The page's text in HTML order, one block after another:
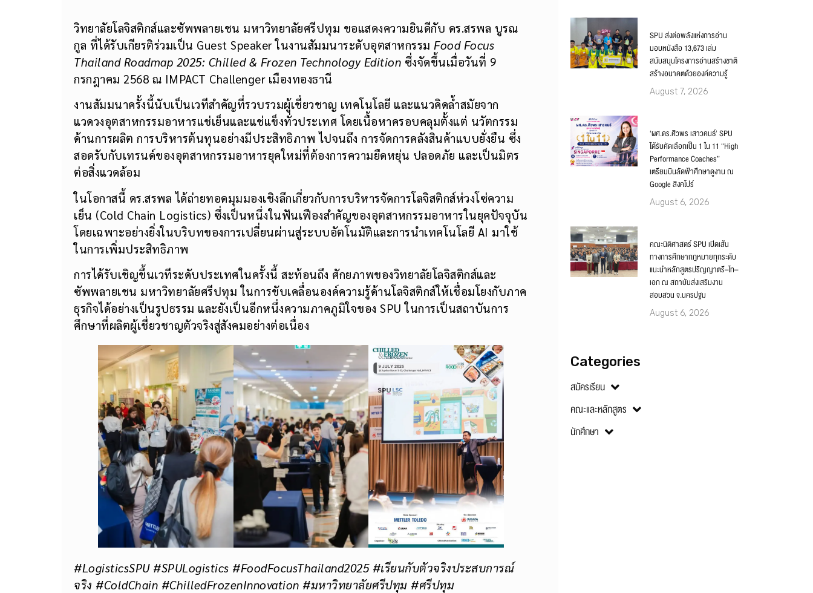
วิทยาลัยโลจิสติกส์และซัพพลายเชน มหาวิทยาลัยศรีปทุม ขอแสดงความยินดีกับ ดร.สรพล บูรณ
กูล ที่ได้รับเกียรติร่วมเป็น Guest Speaker ในงานสัมมนาระดับอุตสาหกรรม Food Focus
Thailand Roadmap 2025: Chilled & Frozen Technology Edition ซึ่งจัดขึ้นเมื่อวันที่ 9
กรกฎาคม 2568 ณ IMPACT Challenger เมืองทองธานี
งานสัมมนาครั้งนี้นับเป็นเวทีสำคัญที่รวบรวมผู้เชี่ยวชาญ เทคโนโลยี และแนวคิดล้ำสมัยจาก
แวดวงอุตสาหกรรมอาหารแช่เย็นและแช่แข็งทั่วประเทศ โดยเนื้อหาครอบคลุมตั้งแต่ นวัตกรรม
ด้านการผลิต การบริหารต้นทุนอย่างมีประสิทธิภาพ ไปจนถึง การจัดการคลังสินค้าแบบยั่งยืน ซึ่ง
สอดรับกับเทรนด์ของอุตสาหกรรมอาหารยุคใหม่ที่ต้องการความยืดหยุ่น ปลอดภัย และเป็นมิตร
ต่อสิ่งแวดล้อม
ในโอกาสนี้ ดร.สรพล ได้ถ่ายทอดมุมมองเชิงลึกเกี่ยวกับการบริหารจัดการโลจิสติกส์ห่วงโซ่ความ
เย็น (Cold Chain Logistics) ซึ่งเป็นหนึ่งในฟันเฟืองสำคัญของอุตสาหกรรมอาหารในยุคปัจจุบัน
โดยเฉพาะอย่างยิ่งในบริบทของการเปลี่ยนผ่านสู่ระบบอัตโนมัติและการนำเทคโนโลยี AI มาใช้
ในการเพิ่มประสิทธิภาพ
การได้รับเชิญขึ้นเวทีระดับประเทศในครั้งนี้ สะท้อนถึง ศักยภาพของวิทยาลัยโลจิสติกส์และ
ซัพพลายเชน มหาวิทยาลัยศรีปทุม ในการขับเคลื่อนองค์ความรู้ด้านโลจิสติกส์ให้เชื่อมโยงกับภาค
ธุรกิจได้อย่างเป็นรูปธรรม และยังเป็นอีกหนึ่งความภาคภูมิใจของ SPU ในการเป็นสถาบันการ
ศึกษาที่ผลิตผู้เชี่ยวชาญตัวจริงสู่สังคมอย่างต่อเนื่อง
#LogisticsSPU #SPULogistics #FoodFocusThailand2025 #เรียนกับตัวจริงประสบการณ์
จริง #ColdChain #ChilledFrozenInnovation #มหาวิทยาลัยศรีปทุม #ศรีปทุม
SPU ส่งต่อพลังแห่งการอ่าน
มอบหนังสือ 13,673 เล่ม
สนับสนุนโครงการอ่านสร้างชาติ
สร้างอนาคตด้วยองค์ความรู้
August 7, 2026
‘ผศ.ดร.ศิวพร เสาวคนธ์’ SPU
ได้รับคัดเลือกเป็น 1 ใน 11 “High
Performance Coaches”
เตรียมบินลัดฟ้าศึกษาดูงาน ณ
Google สิงคโปร์
August 6, 2026
คณะนิติศาสตร์ SPU เปิดเส้น
ทางการศึกษากฎหมายทุกระดับ
แนะนำหลักสูตรปริญญาตรี–โท–
เอก ณ สถาบันส่งเสริมงาน
สอบสวน จ.นครปฐม
August 6, 2026
Categories
สมัครเรียน
คณะและหลักสูตร
นักศึกษา